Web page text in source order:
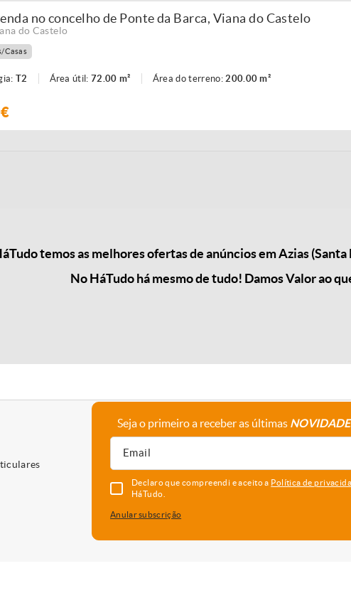
no concelho de Ponte da Barca, Viana do Castelo
do Castelo
Casas
T2 Área útil:72.00 m² Área do terreno:200.00 m²
temos as melhores ofertas de anúncios em Azias
No HáTudo há mesmo de tudo! Damos Valor ao
A empresa
Parceiros
Seja o primeiro a receber as últimas
Declaro que compreendi e aceito a Política de
HáTudo.
Anular subscrição